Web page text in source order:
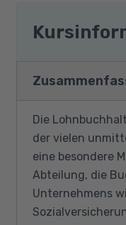
Die
der vielen
eine besondere
Abteilung, die
Unternehmens